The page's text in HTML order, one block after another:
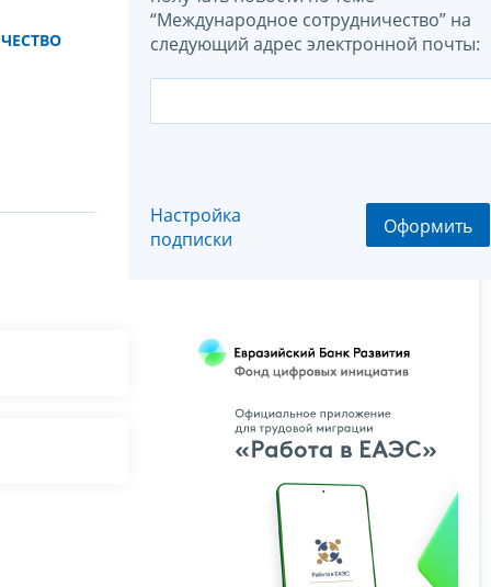
“Международное сотрудничество” на
следующий адрес электронной почты:
Настройка
подписки
Оформить